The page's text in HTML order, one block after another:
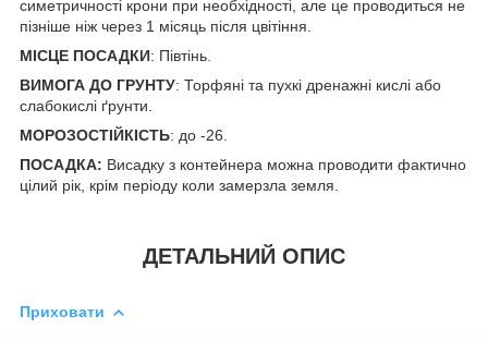
симетричності крони при необхідності, але це проводиться не
пізніше ніж через 1 місяць після цвітіння.
МІСЦЕ ПОСАДКИ: Півтінь.
ВИМОГА ДО ГРУНТУ: Торфяні та пухкі дренажні кислі або
слабокислі ґрунти.
МОРОЗОСТІЙКІСТЬ: до -26.
ПОСАДКА: Висадку з контейнера можна проводити фактично
цілий рік, крім періоду коли замерзла земля.
ДЕТАЛЬНИЙ ОПИС
Приховати